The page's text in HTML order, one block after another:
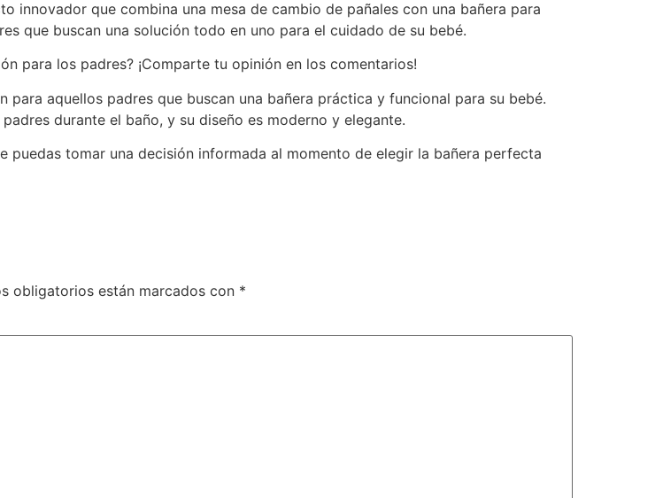
innovador que combina una mesa de cambio de pañales con una bañera para
que buscan una solución todo en uno para el cuidado de su bebé.
para los padres? ¡Comparte tu opinión en los comentarios!
aquellos padres que buscan una bañera práctica y funcional para su bebé.
durante el baño, y su diseño es moderno y elegante.
puedas tomar una decisión informada al momento de elegir la bañera perfecta
obligatorios están marcados con *